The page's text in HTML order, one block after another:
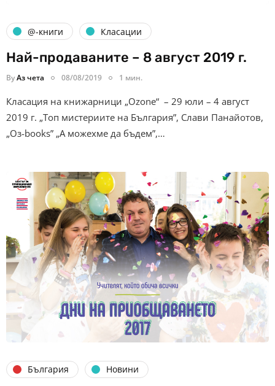
@-книги Класации
Най-продаваните – 8 август 2019 г.
ByАз чета 08/08/2019 1 мин.
Класация на книжарници „Ozone“ – 29 юли – 4 август
2019 г. „Топ мистериите на България”, Слави Панайотов,
„Оз-books” „А можехме да бъдем”,…
България Новини